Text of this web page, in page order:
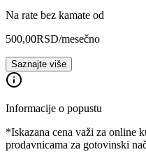
Na rate bez kamate od
500,00RSD/mesečno
Saznajte više
Informacije o popustu
*Iskazana cena važi za online
prodavnicama za gotovinski